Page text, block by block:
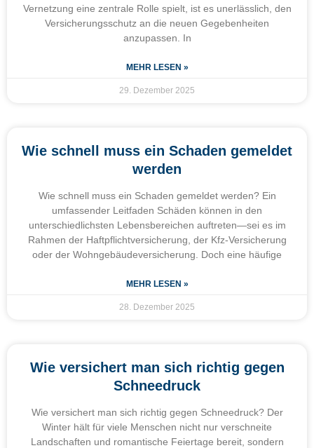
Vernetzung eine zentrale Rolle spielt, ist es unerlässlich, den
Versicherungsschutz an die neuen Gegebenheiten
anzupassen. In
MEHR LESEN »
29. Dezember 2025
Wie schnell muss ein Schaden gemeldet
werden
Wie schnell muss ein Schaden gemeldet werden? Ein
umfassender Leitfaden Schäden können in den
unterschiedlichsten Lebensbereichen auftreten—sei es im
Rahmen der Haftpflichtversicherung, der Kfz-Versicherung
oder der Wohngebäudeversicherung. Doch eine häufige
MEHR LESEN »
28. Dezember 2025
Wie versichert man sich richtig gegen
Schneedruck
Wie versichert man sich richtig gegen Schneedruck? Der
Winter hält für viele Menschen nicht nur verschneite
Landschaften und romantische Feiertage bereit, sondern